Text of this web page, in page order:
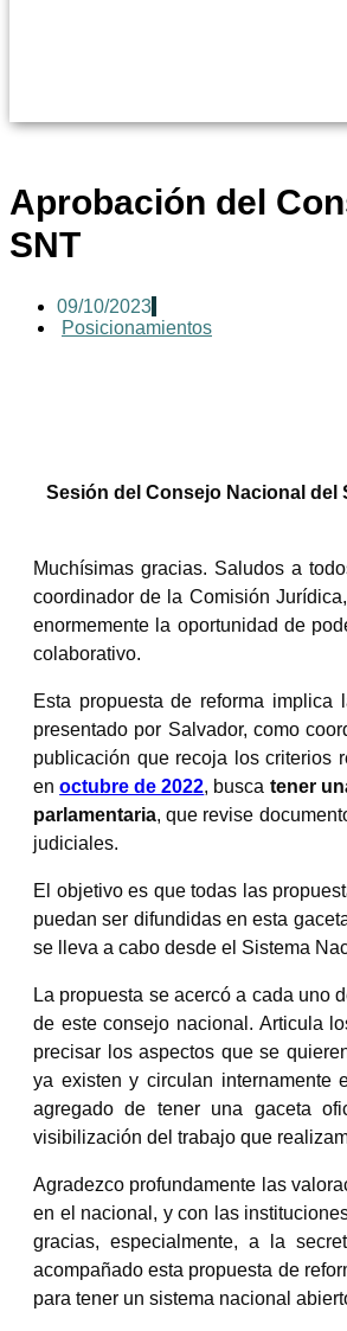
Aprobación del
SNT
09/10/2023
Posicionamientos
Sesión del Consejo Nacional del
Muchísimas gracias. Saludos a
coordinador de la Comisión
enormemente la oportunidad de
colaborativo.
Esta propuesta de reforma
presentado por Salvador, como
publicación que recoja los criterios
enoctubre de 2022, busca tener
parlamentaria, que revise
judiciales.
El objetivo es que todas las
puedan ser difundidas en esta
se lleva a cabo desde el Sistema
La propuesta se acercó a cada uno
de este consejo nacional. Articula
precisar los aspectos que se
ya existen y circulan internamente
agregado de tener una gaceta
visibilización del trabajo que
Agradezco profundamente las
en el nacional, y con las
gracias, especialmente, a la
acompañado esta propuesta de
para tener un sistema nacional